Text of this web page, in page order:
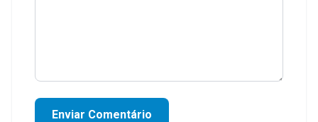
Enviar Comentário